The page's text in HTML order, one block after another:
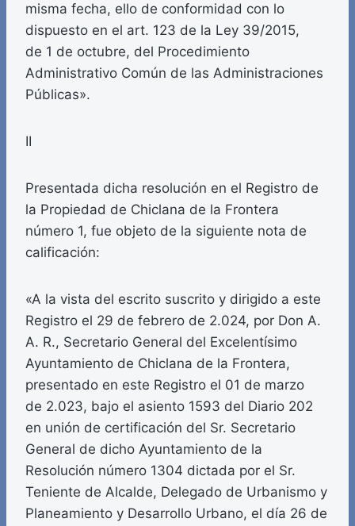
misma fecha, ello de conformidad con lo
dispuesto en el art. 123 de la Ley 39/2015,
de 1 de octubre, del Procedimiento
Administrativo Común de las Administraciones
Públicas».
II
Presentada dicha resolución en el Registro de
la Propiedad de Chiclana de la Frontera
número 1, fue objeto de la siguiente nota de
calificación:
«A la vista del escrito suscrito y dirigido a este
Registro el 29 de febrero de 2.024, por Don A.
A. R., Secretario General del Excelentísimo
Ayuntamiento de Chiclana de la Frontera,
presentado en este Registro el 01 de marzo
de 2.023, bajo el asiento 1593 del Diario 202
en unión de certificación del Sr. Secretario
General de dicho Ayuntamiento de la
Resolución número 1304 dictada por el Sr.
Teniente de Alcalde, Delegado de Urbanismo y
Planeamiento y Desarrollo Urbano, el día 26 de